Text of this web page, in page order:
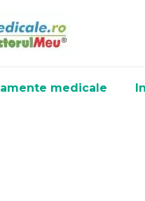
medicale